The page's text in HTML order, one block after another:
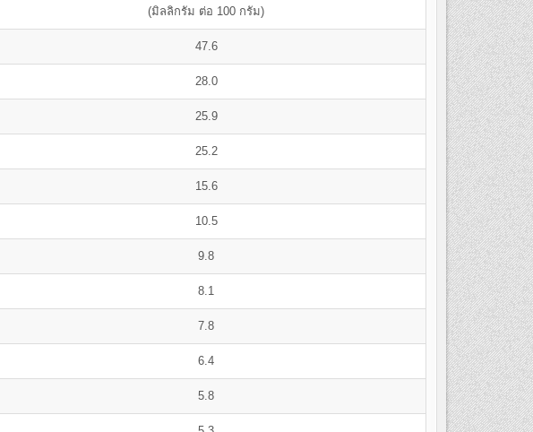
(มิลลิกรัม ต่อ 100 กรัม)
47.6
28.0
25.9
25.2
15.6
10.5
9.8
8.1
7.8
6.4
5.8